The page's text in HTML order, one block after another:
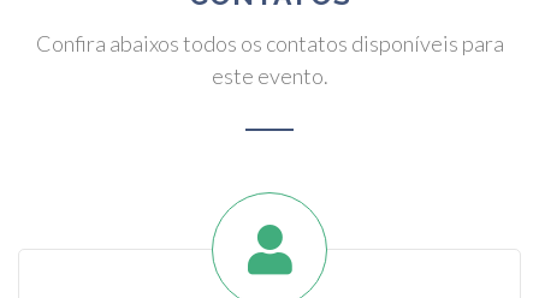
Confira abaixos todos os contatos disponíveis para
este evento.